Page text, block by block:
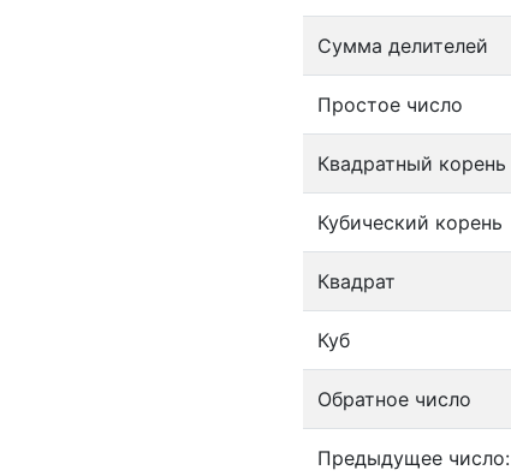
Сумма делителей
Простое число
Квадратный корень
Кубический корень
Квадрат
Куб
Обратное число
Предыдущее число: